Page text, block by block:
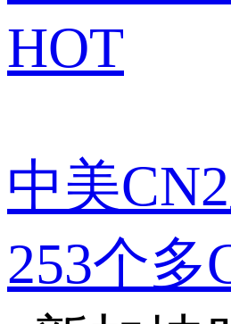
HOT
中美
253个多